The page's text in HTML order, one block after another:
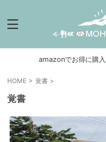
amazonでお得に購入
HOME > 覚書 >
覚書